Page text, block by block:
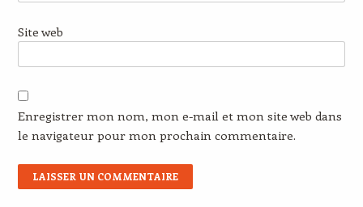
Site web
Enregistrer mon nom, mon e-mail et mon site web dans
le navigateur pour mon prochain commentaire.